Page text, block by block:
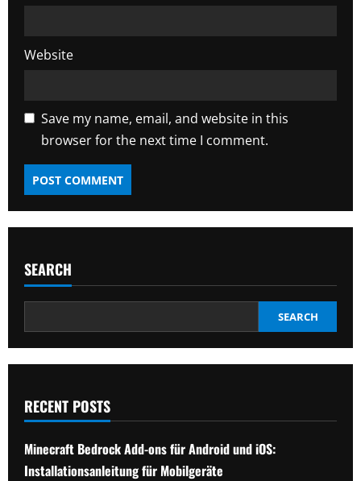
Website
Save my name, email, and website in this
browser for the next time I comment.
SEARCH
SEARCH
RECENT POSTS
Minecraft Bedrock Add-ons für Android und iOS:
Installationsanleitung für Mobilgeräte